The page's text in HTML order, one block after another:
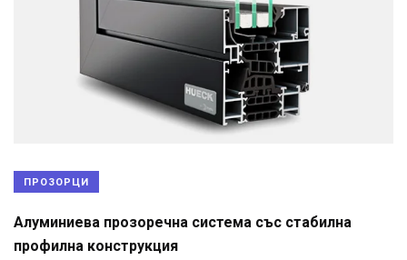
ПРОЗОРЦИ
Алуминиева прозоречна система със стабилна
профилна конструкция